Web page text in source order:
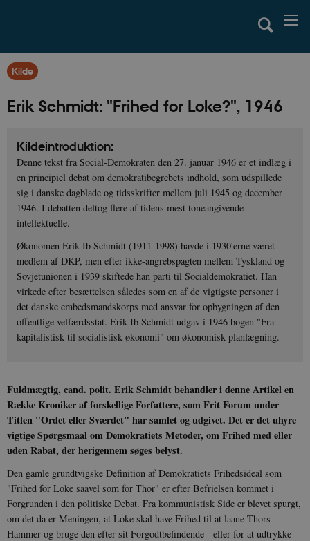
Kilde
Erik Schmidt: "Frihed for Loke?", 1946
Kildeintroduktion:
Denne tekst fra Social-Demokraten den 27. januar 1946 er et indlæg i
en principiel debat om demokratibegrebets indhold, som udspillede
sig i danske dagblade og tidsskrifter mellem juli 1945 og december
1946. I debatten deltog flere af tidens mest toneangivende
intellektuelle.
Økonomen Erik Ib Schmidt (1911-1998) havde i 1930'erne været
medlem af DKP, men efter ikke-angrebspagten mellem Tyskland og
Sovjetunionen i 1939 skiftede han parti til Socialdemokratiet. Han
virkede efter besættelsen således som en af de vigtigste personer i
det danske embedsmandskorps med ansvar for opbygningen af den
offentlige velfærdsstat. Erik Ib Schmidt udgav i 1946 bogen "Fra
kapitalistisk til socialistisk økonomi" om økonomisk planlægning.
Fuldmægtig, cand. polit. Erik Schmidt behandler i denne Artikel en
Række Kroniker af forskellige Forfattere, som Frit Forum under
Titlen "Ordet eller Sværdet" har samlet og udgivet. Det er det uhyre
vigtige Spørgsmaal om Demokratiets Metoder, om Frihed med eller
uden Rabat, der herigennem søges belyst.
Den gamle grundtvigske Definition af Demokratiets Frihedsideal som
"Frihed for Loke saavel som for Thor" er efter Befrielsen kommet i
Forgrunden i den politiske Debat. Fra kommunistisk Side er blevet spurgt,
om det da er Meningen, at Loke skal have Frihed til at laane Thors
Hammer og bruge den efter sit Forgodtbefindende - eller for at udtrykke